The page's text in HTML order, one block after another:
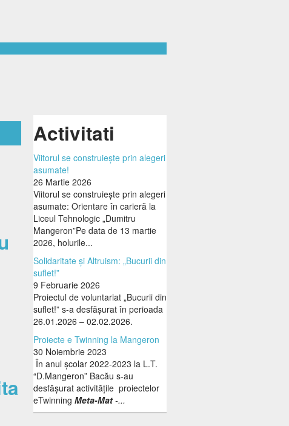
Activitati
Viitorul se construiește prin alegeri
asumate!
26 Martie 2026
Viitorul se construiește prin alegeri
asumate: Orientare în carieră la
Liceul Tehnologic „Dumitru
Mangeron”Pe data de 13 martie
2026, holurile...
Solidaritate și Altruism: „Bucurii din
suflet!”
9 Februarie 2026
Proiectul de voluntariat „Bucurii din
suflet!” s-a desfășurat în perioada
26.01.2026 – 02.02.2026.
Proiecte e Twinning la Mangeron
30 Noiembrie 2023
În anul școlar 2022-2023 la L.T.
“D.Mangeron” Bacău s-au
desfășurat activitățile proiectelor
eTwinning Meta-Mat -...